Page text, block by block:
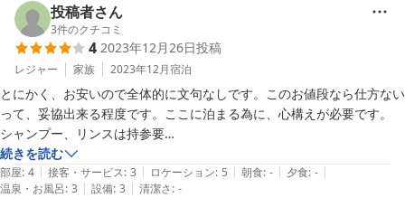
またのご利用を心よりお待ち申し上げます。
2024-02-29
投稿者さん
3件のクチコミ
4 2023年12月26日投稿
レジャー 家族 2023年12月宿泊
とにかく、お安いので全体的に文句なしです。このお値段なら仕方ない
って、妥協出来る程度です。ここに泊まる為に、心構えが必要です。
シャンプー、リンスは持参要
お水も必要。お風呂はぬるめ。
枕は、低い。お風呂にトイレは無いので事前にトイレを済ませて！
門限あるので、気を付けて！
続きを読む
部屋: 4 | 接客・サービス: 3 | ロケーション: 5 | 朝食: - | 夕食: - |
温泉・お風呂: 3 | 設備: 3 | 清潔さ: -